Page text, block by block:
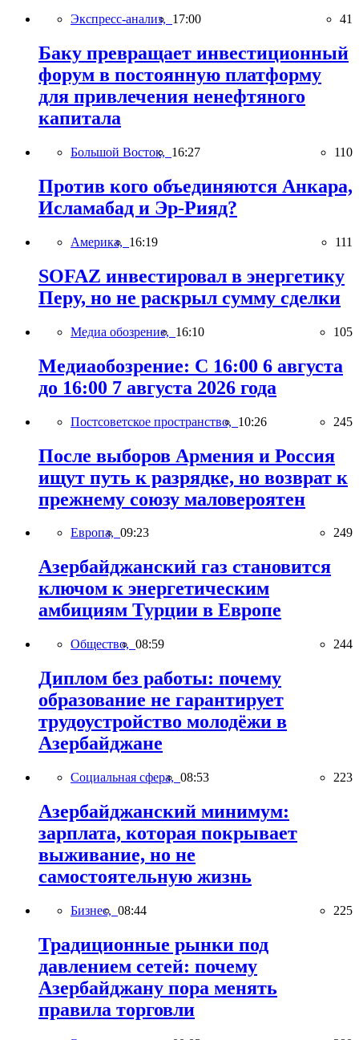
Экспресс-анализ, 17:00 41
Баку превращает инвестиционный
форум в постоянную платформу
для привлечения ненефтяного
капитала
Большой Восток, 16:27 110
Против кого объединяются Анкара,
Исламабад и Эр-Рияд?
Америка, 16:19 111
SOFAZ инвестировал в энергетику
Перу, но не раскрыл сумму сделки
Медиа обозрение, 16:10 105
Медиаобозрение: С 16:00 6 августа
до 16:00 7 августа 2026 года
Постсоветское пространство, 10:26 245
После выборов Армения и Россия
ищут путь к разрядке, но возврат к
прежнему союзу маловероятен
Европа, 09:23 249
Азербайджанский газ становится
ключом к энергетическим
амбициям Турции в Европе
Общество, 08:59 244
Диплом без работы: почему
образование не гарантирует
трудоустройство молодёжи в
Азербайджане
Социальная сфера, 08:53 223
Азербайджанский минимум:
зарплата, которая покрывает
выживание, но не
самостоятельную жизнь
Бизнес, 08:44 225
Традиционные рынки под
давлением сетей: почему
Азербайджану пора менять
правила торговли